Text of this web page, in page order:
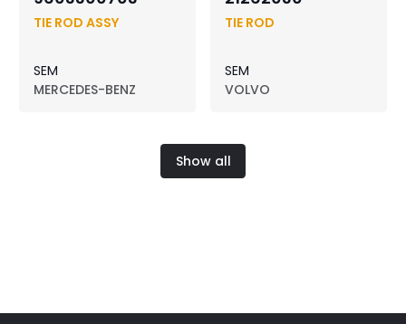
TIE ROD ASSY
SEM
MERCEDES-BENZ
TIE ROD
SEM
VOLVO
Show all